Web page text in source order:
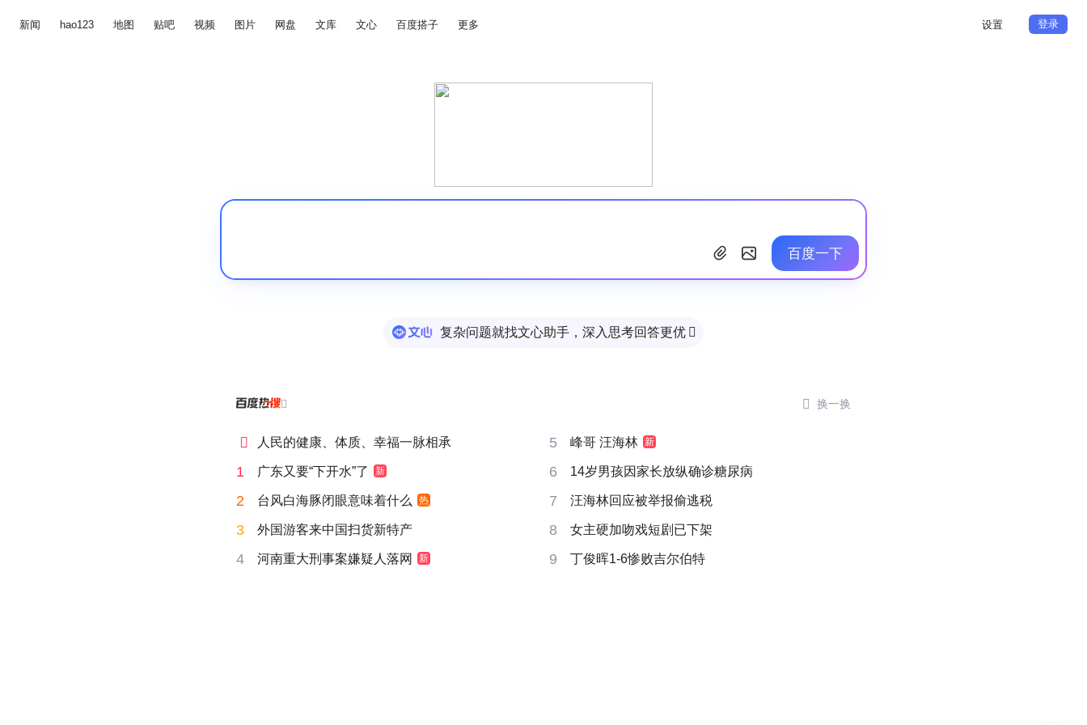
新闻 hao123 地图 贴吧 视频 图片 网盘 文库 文心 百度搭子 更多 设置 登录
百度一下
复杂问题就找文心助手，深入思考回答更优 
  换一换
 人民的健康、体质、幸福一脉相承 5 峰哥 汪海林 新
1 广东又要“下开水”了 新 6 14岁男孩因家长放纵确诊糖尿病
2 台风白海豚闭眼意味着什么 热 7 汪海林回应被举报偷逃税
3 外国游客来中国扫货新特产 8 女主硬加吻戏短剧已下架
4 河南重大刑事案嫌疑人落网 新 9 丁俊晖1-6惨败吉尔伯特